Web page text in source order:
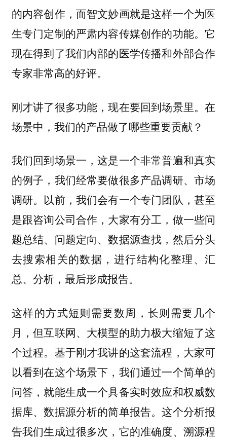
的内容创作，而智文妙画就是这样一个为医
生专门定制的严肃内容传媒创作的功能。它
现在得到了我们内部的医学传播和外部合作
专家非常高的好评。
刚才讲了很多功能，现在要回到场景里。在
场景中，我们的产品做了哪些重要贡献？
我们回到场景一，这是一个非常普遍和真实
的例子，我们经常要做很多产品调研、市场
调研。以前，我们会有一个专门团队，甚至
是跟咨询公司合作，大家有分工，做一些问
题总结、问题定向、数据源查找，然后分头
去搜索相关的数据，进行结构化整理、汇
总、分析，最后形成报告。
这样的方式短则需要数周，长则需要几个
月，但互联网、大模型的助力极大缩短了这
个过程。基于刚才我讲的这套流程，大家可
以看到在这个场景下，我们通过一个简单的
问答，就能生成一个具备实时效应和权威数
据库、数据源分析的简单报告。这个分析报
告我们生成过很多次，它的准确度、溯源程